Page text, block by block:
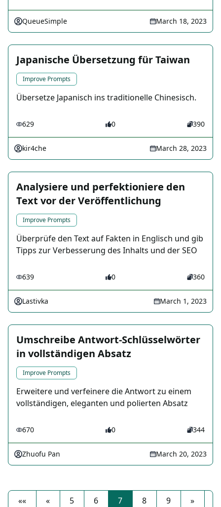
QueueSimple March 18, 2023
Japanische Übersetzung für Taiwan
Improve Prompts
Übersetze Japanisch ins traditionelle Chinesisch.
629 0 390
kir4che March 28, 2023
Analysiere und perfektioniere den
Text vor der Veröffentlichung
Improve Prompts
Überprüfe den Text auf Fakten in Englisch und gib
Tipps zur Verbesserung des Inhalts und der SEO
639 0 360
Lastivka March 1, 2023
Umschreibe Antwort-Schlüsselwörter
in vollständigen Absatz
Improve Prompts
Erweitere und verfeinere die Antwort zu einem
vollständigen, eleganten und polierten Absatz
670 0 344
Zhuofu Pan March 20, 2023
«« « 5 6 7 8 9
»